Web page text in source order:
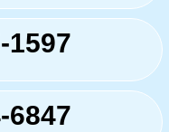
1597
6847